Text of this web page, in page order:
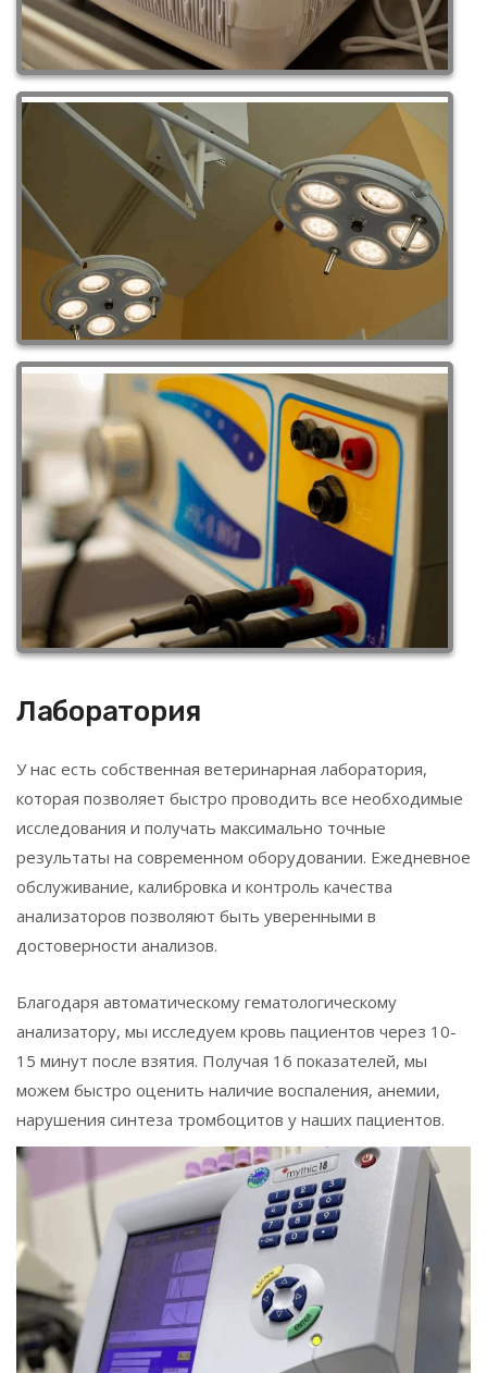
Лаборатория
У нас есть собственная ветеринарная лаборатория,
которая позволяет быстро проводить все необходимые
исследования и получать максимально точные
результаты на современном оборудовании. Ежедневное
обслуживание, калибровка и контроль качества
анализаторов позволяют быть уверенными в
достоверности анализов.
Благодаря автоматическому гематологическому
анализатору, мы исследуем кровь пациентов через 10-
15 минут после взятия. Получая 16 показателей, мы
можем быстро оценить наличие воспаления, анемии,
нарушения синтеза тромбоцитов у наших пациентов.